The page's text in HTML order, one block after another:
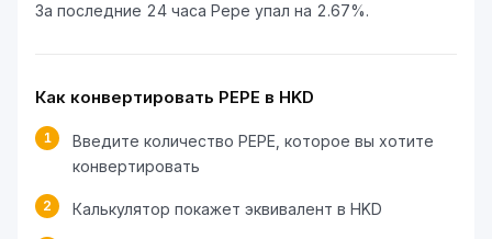
За последние 24 часа Pepe упал на 2.67%.
Как конвертировать PEPE в HKD
1
Введите количество PEPE, которое вы хотите
конвертировать
2 Калькулятор покажет эквивалент в HKD